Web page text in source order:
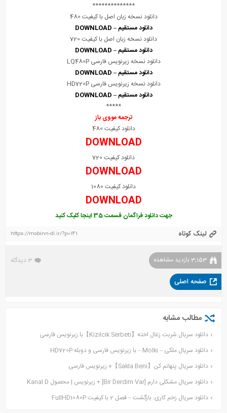
**************
دانلود نسخه زبان اصل با کیفیت 480
دانلود مستقیم – DOWNLOAD
دانلود نسخه زبان اصل با کیفیت 720
دانلود مستقیم – DOWNLOAD
دانلود نسخه زیرنویس فارسی LQ480P
دانلود مستقیم – DOWNLOAD
دانلود نسخه زیرنویس فارسی HD720P
دانلود مستقیم – DOWNLOAD
*****
ترجمه مووی باز
دانلود کیفیت 480
DOWNLOAD
دانلود کیفیت 720
DOWNLOAD
دانلود کیفیت 1080
DOWNLOAD
جهت دانلود فراگمان قسمت 35 اینجا کلیک کنید
لینک کوتاه https://mobinn-dl.ir/?p=141
3,153 بازدید مشاهده 3 دیدگاه
صفحه اصلی
مطالب مشابه
دانلود سریال شربت زغال اخته【Kizilcik Serbeti】با زیرنویس فارسی
دانلود سریال ملکی – Molki – با زیرنویس فارسی و دوبله HD720P
دانلود سریال پنهانم کن【Sakla Beni】+ زیرنویس فارسی
دانلود سریال مشکلی دارم [Bir Derdim Var] + زیرنویس | محصول Kanal D
دانلود سریال زخم کاری: بازگشت – فصل 2 با کیفیت FullHD1080P